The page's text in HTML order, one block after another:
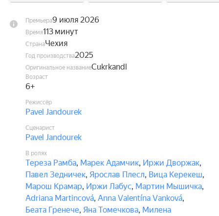
Премьера9 июля 2026
Время113 минут
СтранаЧехия
Год производства2025
Оригинальное названиеCukrkandl
Возраст
6+
Режиссёр
Pavel Jandourek
Сценарист
Pavel Jandourek
В ролях
Тереза Рамба, Марек Адамчик, Иржи Дворжак,
Павел Зедничек, Ярослав Плесл, Вица Керекеш,
Марош Крамар, Иржи Лабус, Мартин Мышичка,
Adriana Martincová, Anna Valentína Vanková,
Беата Гренече, Яна Томечкова, Милена